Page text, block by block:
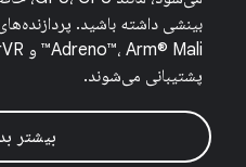
پشتیبانی می‌شوند.
بیشتر